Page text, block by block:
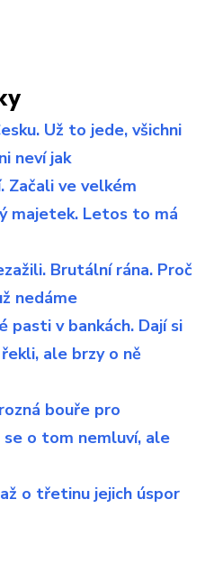
Už to jede, všichni
neví jak
Začali ve velkém
majetek. Letos to má
Brutální rána. Proč
nedáme
pasti v bankách. Dají si
ale brzy o ně
bouře pro
se o tom nemluví, ale
o třetinu jejich úspor